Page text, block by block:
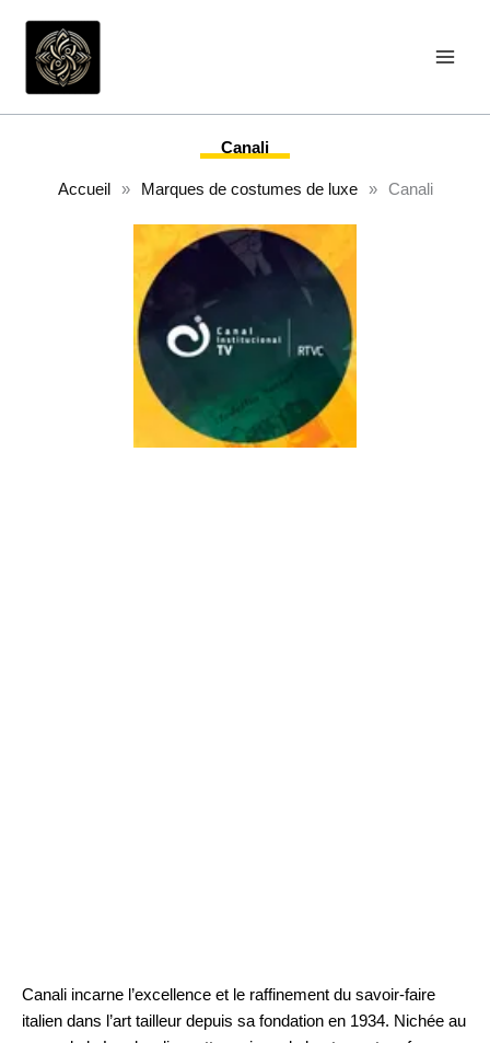
contenu
Canali
Accueil » Marques de costumes de luxe » Canali
Canali incarne l’excellence et le raffinement du savoir-faire
italien dans l’art tailleur depuis sa fondation en 1934. Nichée au